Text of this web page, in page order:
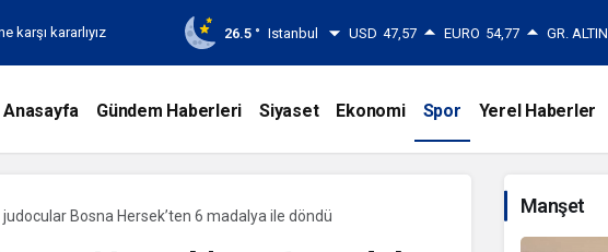
karşı kararlıyız 26.5 ° Istanbul USD 47,57 EURO 54,77 GR. ALTIN
Anasayfa Gündem Haberleri Siyaset Ekonomi Spor Yerel Haberler
Bosna Hersek’ten 6 madalya ile döndü Manşet